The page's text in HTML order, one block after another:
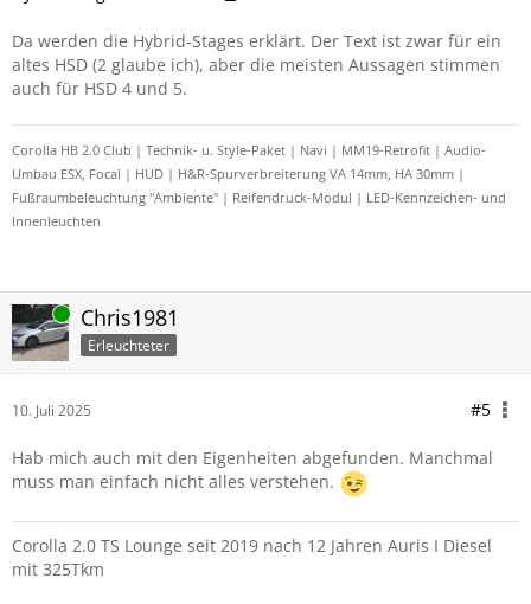
Da werden die Hybrid-Stages erklärt. Der Text ist zwar für ein
altes HSD (2 glaube ich), aber die meisten Aussagen stimmen
auch für HSD 4 und 5.
Corolla HB 2.0 Club | Technik- u. Style-Paket | Navi | MM19-Retrofit | Audio-
Umbau ESX, Focal | HUD | H&R-Spurverbreiterung VA 14mm, HA 30mm |
Fußraumbeleuchtung "Ambiente" | Reifendruck-Modul | LED-Kennzeichen- und
Innenleuchten
Online Chris1981
Erleuchteter
10. Juli 2025 #5
Hab mich auch mit den Eigenheiten abgefunden. Manchmal
muss man einfach nicht alles verstehen.
Corolla 2.0 TS Lounge seit 2019 nach 12 Jahren Auris I Diesel
mit 325Tkm